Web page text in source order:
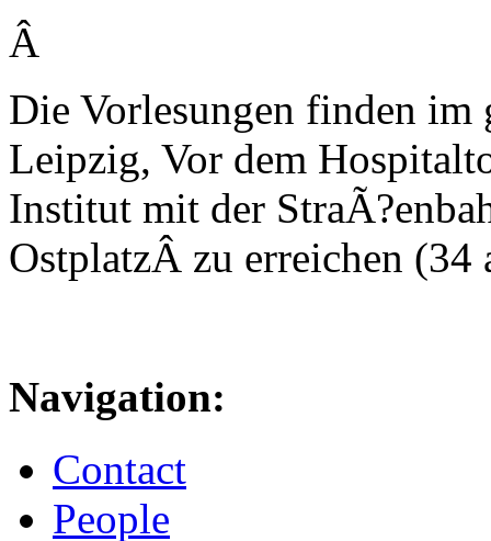
Â
Die Vorlesungen finden im
Leipzig, Vor dem
Institut mit der
OstplatzÂ zu erreichen (34
Navigation:
Contact
People